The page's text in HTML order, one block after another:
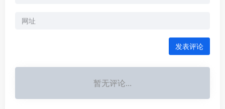
发表评论
暂无评论...